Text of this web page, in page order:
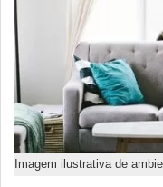
Imagem ilustrativa de